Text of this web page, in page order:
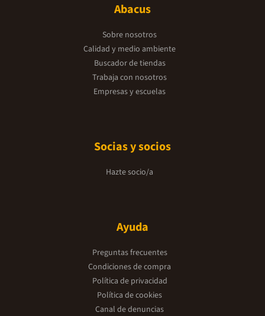
Abacus
Sobre nosotros
Calidad y medio ambiente
Buscador de tiendas
Trabaja con nosotros
Empresas y escuelas
Socias y socios
Hazte socio/a
Ayuda
Preguntas frecuentes
Condiciones de compra
Política de privacidad
Política de cookies
Canal de denuncias